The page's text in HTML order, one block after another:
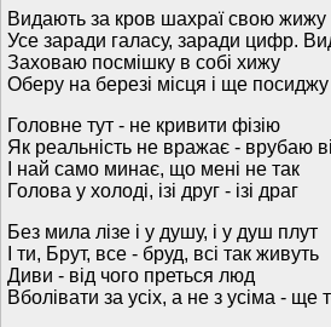
Видають за кров шахраї свою жижу
Усе заради галасу, заради цифр.
Заховаю посмішку в собі хижу
Оберу на березі місця і ще посиджу
Головне тут - не кривити фізію
Як реальність не вражає - врубаю
І най само минає, що мені не так
Голова у холоді, ізі друг - ізі драг
Без мила лізе і у душу, і у душ плут
І ти, Брут, все - бруд, всі так живуть
Диви - від чого преться люд
Вболівати за усіх, а не з усіма - ще